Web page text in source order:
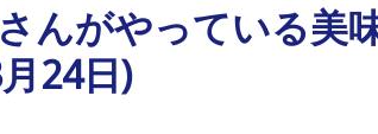
んがやっている美
24日)